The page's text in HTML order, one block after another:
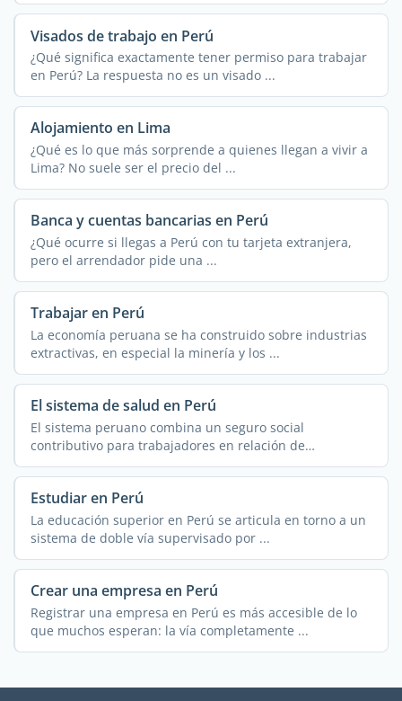
Visados de trabajo en Perú
¿Qué significa exactamente tener permiso para trabajar
en Perú? La respuesta no es un visado ...
Alojamiento en Lima
¿Qué es lo que más sorprende a quienes llegan a vivir a
Lima? No suele ser el precio del ...
Banca y cuentas bancarias en Perú
¿Qué ocurre si llegas a Perú con tu tarjeta extranjera,
pero el arrendador pide una ...
Trabajar en Perú
La economía peruana se ha construido sobre industrias
extractivas, en especial la minería y los ...
El sistema de salud en Perú
El sistema peruano combina un seguro social
contributivo para trabajadores en relación de
dependencia ...
Estudiar en Perú
La educación superior en Perú se articula en torno a un
sistema de doble vía supervisado por ...
Crear una empresa en Perú
Registrar una empresa en Perú es más accesible de lo
que muchos esperan: la vía completamente ...